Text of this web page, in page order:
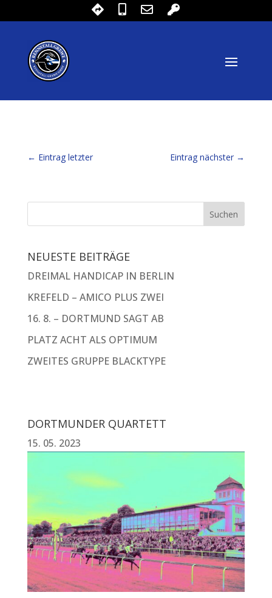
← Eintrag letzter Eintrag nächster →
NEUESTE BEITRÄGE
DREIMAL HANDICAP IN BERLIN
KREFELD – AMICO PLUS ZWEI
16. 8. – DORTMUND SAGT AB
PLATZ ACHT ALS OPTIMUM
ZWEITES GRUPPE BLACKTYPE
DORTMUNDER QUARTETT
15. 05. 2023